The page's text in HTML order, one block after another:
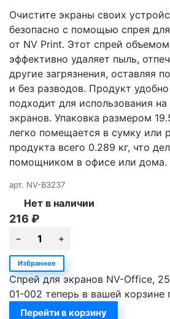
Очистите экраны своих
безопасно с помощью спрея
от NV Print. Этот спрей
эффективно удаляет пыль,
другие загрязнения, оставляя
и без разводов. Продукт
подходит для использования на
экранов. Упаковка размером
легко помещается в сумку или
продукта всего 0.289 кг, что
помощником в офисе или дома.
арт. NV-B3237
Нет в наличии
216 ₽
Избранное
Спрей для экранов NV-Office,
01-002 теперь в вашей корзине
Перейти в корзину